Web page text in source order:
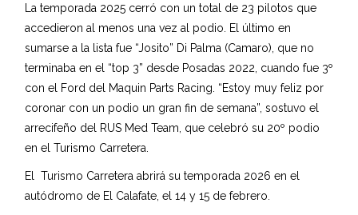
La temporada 2025 cerró con un total de 23 pilotos que
accedieron al menos una vez al podio. El último en
sumarse a la lista fue “Josito” Di Palma (Camaro), que no
terminaba en el “top 3” desde Posadas 2022, cuando fue 3º
con el Ford del Maquin Parts Racing. “Estoy muy feliz por
coronar con un podio un gran fin de semana”, sostuvo el
arrecifeño del RUS Med Team, que celebró su 20º podio
en el Turismo Carretera.
El Turismo Carretera abrirá su temporada 2026 en el
autódromo de El Calafate, el 14 y 15 de febrero.